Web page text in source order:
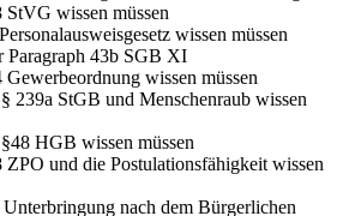
wissen müssen
wissen müssen
Paragraph 43b SGB XI
wissen müssen
239a StGB und Menschenraub wissen
HGB wissen müssen
und die Postulationsfähigkeit wissen
nach dem Bürgerlichen